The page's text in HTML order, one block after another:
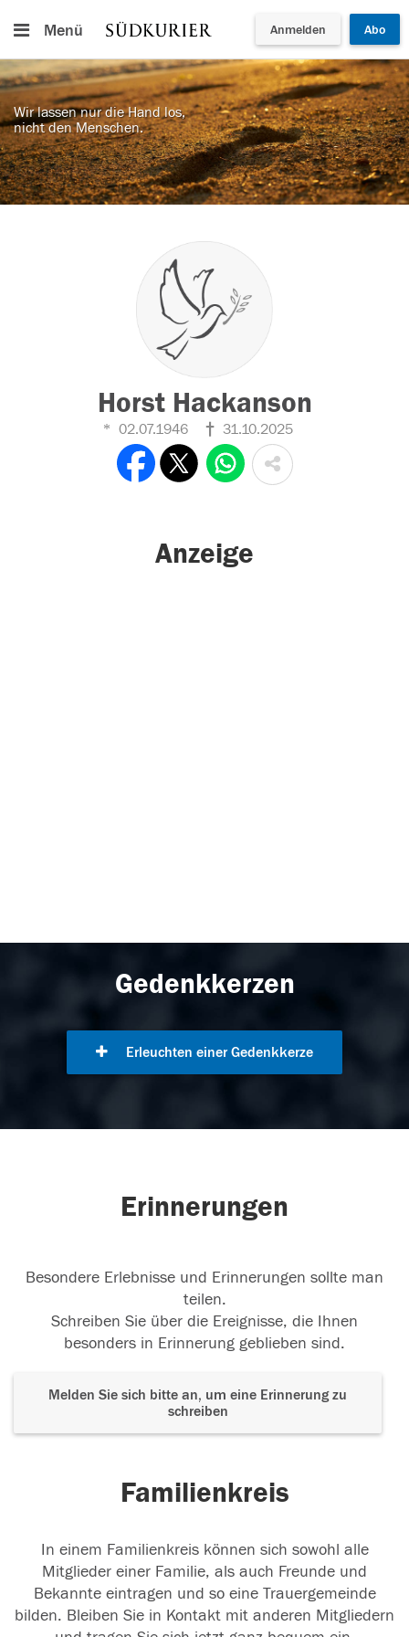
Menü Anmelden Abo
Wir lassen nur die Hand los,
nicht den Menschen.
Horst Hackanson
02.07.1946 31.10.2025
Anzeige
Gedenkkerzen
Erleuchten einer Gedenkkerze
Erinnerungen
Besondere Erlebnisse und Erinnerungen sollte man
teilen.
Schreiben Sie über die Ereignisse, die Ihnen
besonders in Erinnerung geblieben sind.
Melden Sie sich bitte an, um eine Erinnerung zu
schreiben
Familienkreis
In einem Familienkreis können sich sowohl alle
Mitglieder einer Familie, als auch Freunde und
Bekannte eintragen und so eine Trauergemeinde
bilden. Bleiben Sie in Kontakt mit anderen Mitgliedern